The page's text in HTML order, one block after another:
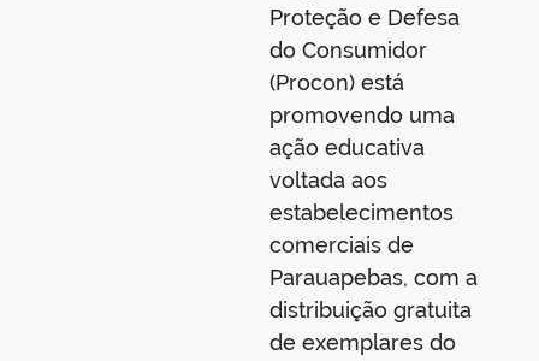
Proteção e Defesa
do Consumidor
(Procon) está
promovendo uma
ação educativa
voltada aos
estabelecimentos
comerciais de
Parauapebas, com a
distribuição gratuita
de exemplares do